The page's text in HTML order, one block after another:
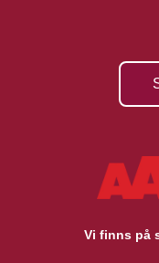
Vi finns på